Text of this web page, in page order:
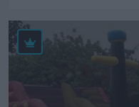
Ver más